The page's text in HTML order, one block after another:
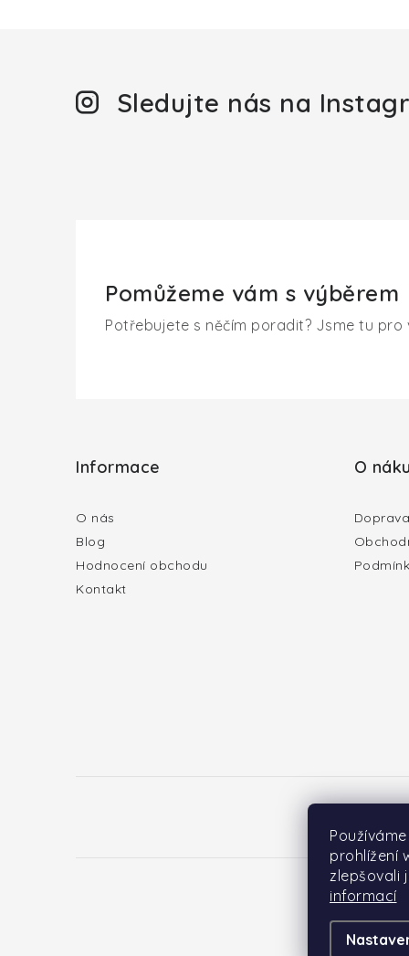
prohlížení
zlepšovali
informací
Sledujte nás na
Pomůžeme vám s výběrem
Potřebujete s něčím poradit? Jsme tu pro
Informace
O nás
Blog
Hodnocení obchodu
Kontakt
O